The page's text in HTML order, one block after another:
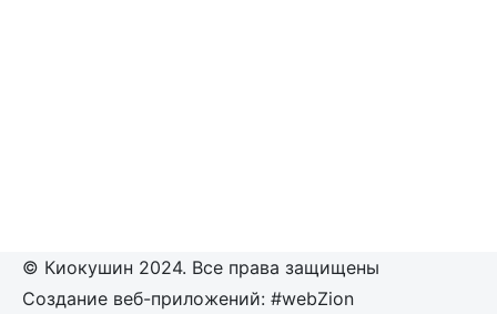
© Киокушин 2024. Все права защищены
Создание веб-приложений: #webZion